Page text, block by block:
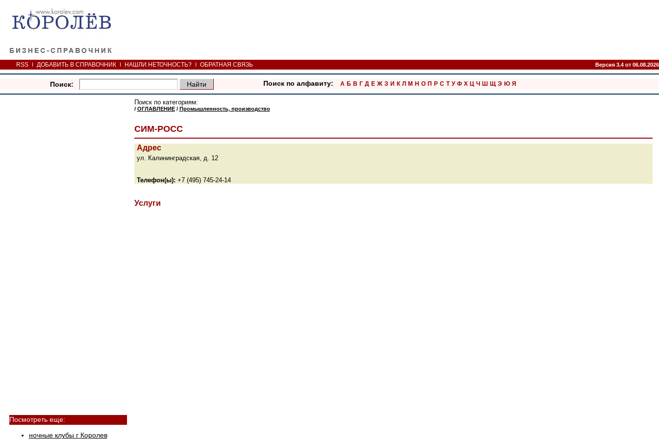
RSS ДОБАВИТЬ В СПРАВОЧНИК НАШЛИ НЕТОЧНОСТЬ? ОБРАТНАЯ СВЯЗЬ Версия 3.4 от 06.08.2026
Поиск: Поиск по алфавиту: А Б В Г Д Е Ж З И К Л М Н О П Р С Т У Ф Х Ц Ч Ш Щ Э Ю Я
Посмотреть еще:
ночные клубы г Королев
Поиск по категориям:
/ ОГЛАВЛЕНИЕ/ Промышленность, производство
СИМ-РОСС
Адрес
ул. Калининградская, д. 12
Телефон(ы): +7 (495) 745-24-14
Услуги